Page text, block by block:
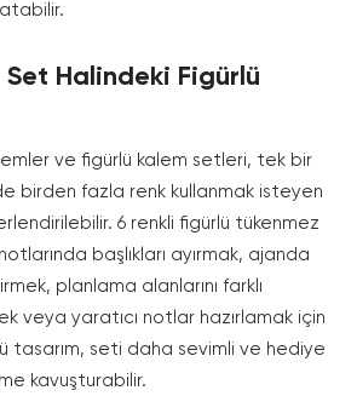
Set Halindeki Figürlü
ve figürlü kalem setleri, tek bir
birden fazla renk kullanmak isteyen
6 renkli figürlü tükenmez
başlıkları ayırmak, ajanda
planlama alanlarını farklı
veya yaratıcı notlar hazırlamak için
tasarım, seti daha sevimli ve hediye
kavuşturabilir.